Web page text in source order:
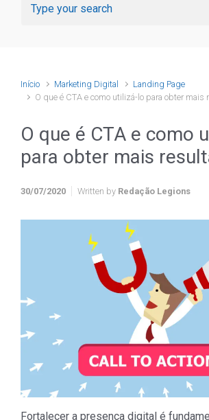
Início Marketing Digital
Landing Page
O que é CTA e como utilizá-lo para obter mais
O que é CTA e como
para obter mais
30/07/2020 Written by Redação Legions
Fortalecer a presença digital é